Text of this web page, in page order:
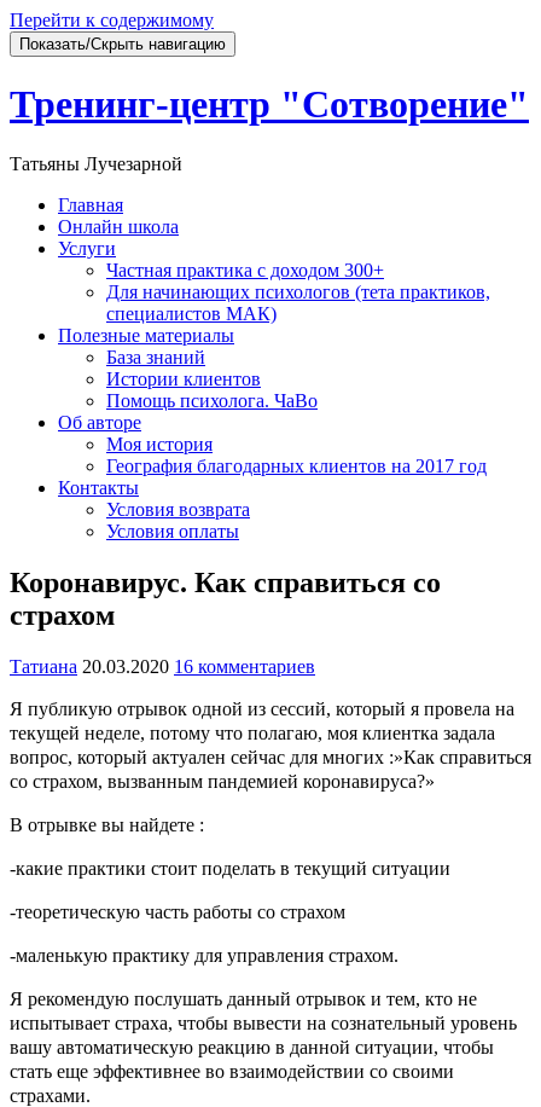
Перейти к содержимому
Показать/Скрыть навигацию
Тренинг-центр "Сотворение"
Татьяны Лучезарной
Главная
Онлайн школа
Услуги
Частная практика с доходом 300+
Для начинающих психологов (тета практиков,
специалистов МАК)
Полезные материалы
База знаний
Истории клиентов
Помощь психолога. ЧаВо
Об авторе
Моя история
География благодарных клиентов на 2017 год
Контакты
Условия возврата
Условия оплаты
Коронавирус. Как справиться со
страхом
Татиана 20.03.2020 16 комментариев
Я публикую отрывок одной из сессий, который я провела на
текущей неделе, потому что полагаю, моя клиентка задала
вопрос, который актуален сейчас для многих :»Как справиться
со страхом, вызванным пандемией коронавируса?»
В отрывке вы найдете :
-какие практики стоит поделать в текущий ситуации
-теоретическую часть работы со страхом
-маленькую практику для управления страхом.
Я рекомендую послушать данный отрывок и тем, кто не
испытывает страха, чтобы вывести на сознательный уровень
вашу автоматическую реакцию в данной ситуации, чтобы
стать еще эффективнее во взаимодействии со своими
страхами.